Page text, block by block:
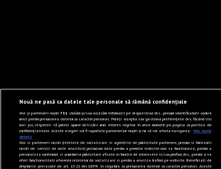
Nouă ne pasă ca datele tale personale să rămână confidențiale
Noi și partenerii noștri731 stocăm și/sau accesăm informații pe dispozitivul dvs., precum identificatorii cookie
unici pentru prelucrarea datelor cu caracter personal. Puteți accepta sau gestiona preferințele dvs. făcând clic
mai jos, respectiv vă puteți opune utilizării unui interes legitim în orice moment pe pagina cu politica de
confidențialitate. Aceste alegeri vor fi raportate partenerilor noștri și nu vă vor afecta navigarea. Mai multe
detalii
Noi si partenerii nostri (retelele de socializare si agentiile de publicitate partenere, precum si furnizorii
nostri de servicii de date analitice) prelucram date pentru a permite website-ului sa functioneze, pentru a
personaliza continutul si anunturile publicitare afisate in functie de interesele si/sau profilul dvs., pentru a va
oferi functionalitati aferente retelelor de socializare si pentru a analiza traficul pe website. Beneficiati de
drepturile prevazute de art. 15-22 din GDPR in legatura cu prelucrarea datelor cu caracter personal. Aceste